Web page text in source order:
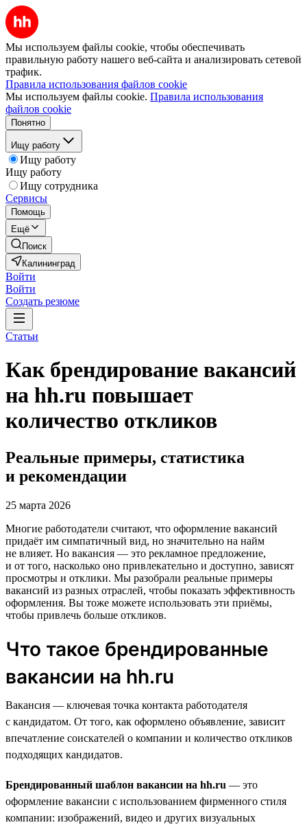
Мы используем файлы cookie, чтобы обеспечивать
правильную работу нашего веб-сайта и анализировать сетевой
трафик.
Правила использования файлов cookie
Мы используем файлы cookie. Правила использования
файлов cookie
Понятно
Ищу работу
Ищу работу
Ищу работу
Ищу сотрудника
Сервисы
Помощь
Ещё
Поиск
Калининград
Войти
Войти
Создать резюме
Статьи
Как брендирование вакансий
на hh.ru повышает
количество откликов
Реальные примеры, статистика
и рекомендации
25 марта 2026
Многие работодатели считают, что оформление вакансий
придаёт им симпатичный вид, но значительно на найм
не влияет. Но вакансия — это рекламное предложение,
и от того, насколько оно привлекательно и доступно, зависят
просмотры и отклики. Мы разобрали реальные примеры
вакансий из разных отраслей, чтобы показать эффективность
оформления. Вы тоже можете использовать эти приёмы,
чтобы привлечь больше откликов.
Что такое брендированные
вакансии на hh.ru
Вакансия — ключевая точка контакта работодателя
с кандидатом. От того, как оформлено объявление, зависит
впечатление соискателей о компании и количество откликов
подходящих кандидатов.
Брендированный шаблон вакансии на hh.ru — это
оформление вакансии с использованием фирменного стиля
компании: изображений, видео и других визуальных